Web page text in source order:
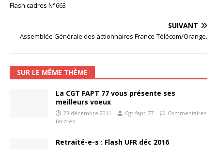
Flash cadres N°663
SUIVANT
Assemblée Générale des actionnaires France-Télécom/Orange.
SUR LE MÊME THÈME
La CGT FAPT 77 vous présente ses
meilleurs voeux
23 décembre 2011 Cgt-fapt_77
Commentaires
fermés
Retraité-e-s : Flash UFR déc 2016